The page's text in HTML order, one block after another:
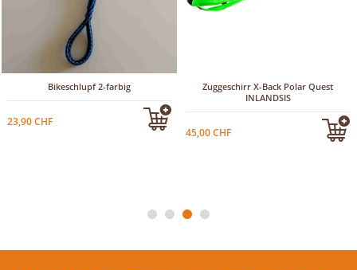
Bikeschlupf 2-farbig
23,90 CHF
Zuggeschirr X-Back Polar Quest
INLANDSIS
45,00 CHF